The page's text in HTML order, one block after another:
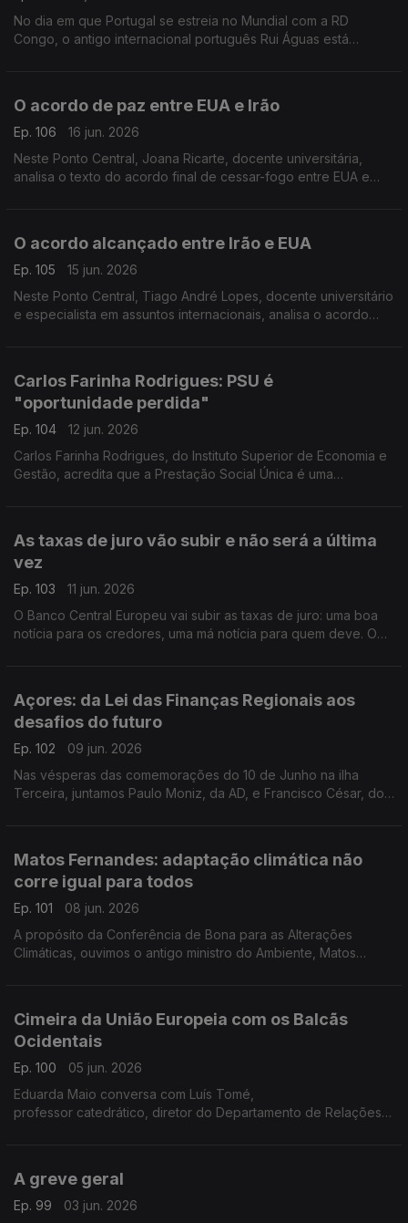
No dia em que Portugal se estreia no Mundial com a RD
Congo, o antigo internacional português Rui Águas está
O acordo de paz entre EUA e Irão
Ep. 106
16 jun. 2026
Neste Ponto Central, Joana Ricarte, docente universitária,
analisa o texto do acordo final de cessar-fogo entre EUA e
O acordo alcançado entre Irão e EUA
Ep. 105
15 jun. 2026
Neste Ponto Central, Tiago André Lopes, docente universitário
e especialista em assuntos internacionais, analisa o acordo
Carlos Farinha Rodrigues: PSU é
"oportunidade perdida"
Ep. 104
12 jun. 2026
Carlos Farinha Rodrigues, do Instituto Superior de Economia e
Gestão, acredita que a Prestação Social Única é uma
As taxas de juro vão subir e não será a última
vez
Ep. 103
11 jun. 2026
O Banco Central Europeu vai subir as taxas de juro: uma boa
notícia para os credores, uma má notícia para quem deve. O
Açores: da Lei das Finanças Regionais aos
desafios do futuro
Ep. 102
09 jun. 2026
Nas vésperas das comemorações do 10 de Junho na ilha
Terceira, juntamos Paulo Moniz, da AD, e Francisco César, do
Matos Fernandes: adaptação climática não
corre igual para todos
Ep. 101
08 jun. 2026
A propósito da Conferência de Bona para as Alterações
Climáticas, ouvimos o antigo ministro do Ambiente, Matos
Cimeira da União Europeia com os Balcãs
Ocidentais
Ep. 100
05 jun. 2026
Eduarda Maio conversa com Luís Tomé,
professor catedrático, diretor do Departamento de Relações
A greve geral
Ep. 99
03 jun. 2026